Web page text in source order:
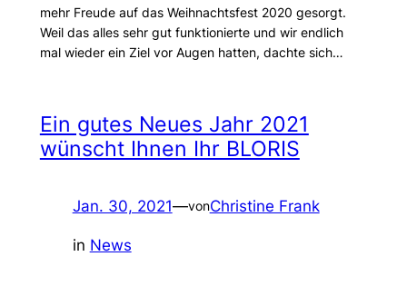
mehr Freude auf das Weihnachtsfest 2020 gesorgt.
Weil das alles sehr gut funktionierte und wir endlich
mal wieder ein Ziel vor Augen hatten, dachte sich…
Ein gutes Neues Jahr 2021
wünscht Ihnen Ihr BLORIS
Jan. 30, 2021—vonChristine Frank
in News